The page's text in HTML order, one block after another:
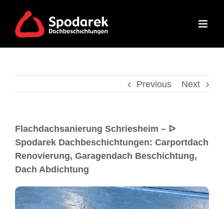
Previous Next
Flachdachsanierung Schriesheim – ᐅ
Spodarek Dachbeschichtungen: Carportdach
Renovierung, Garagendach Beschichtung,
Dach Abdichtung